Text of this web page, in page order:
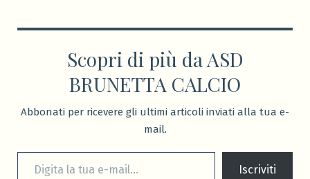
Scopri di più da ASD
BRUNETTA CALCIO
Abbonati per ricevere gli ultimi articoli inviati alla tua e-
mail.
Digita la tua e-mail...
Iscriviti